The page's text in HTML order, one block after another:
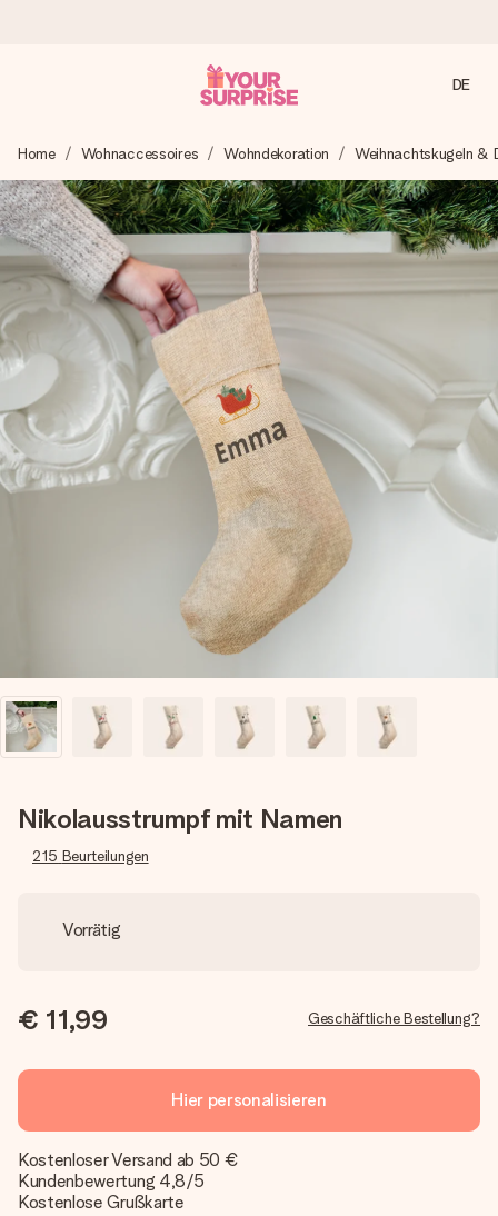
Wir bereiten dein Geschenk sorgfältig vor und schicken es
blitzschnell – damit du es genau zum richtigen Zeitpunkt
überreichen kannst, wenn es am meisten zählt.
4,8 (basierend auf +15.000 Bewertungen)
Unsere Geschenke begeistern. Kunden bewerten uns mit
4,8 bei Google Reviews (Gesamtergebnis aller Länder, in
die wir versenden).
Mit Liebe gemacht, im Handumdrehen
Erstelle etwas Einzigartiges in wenigen Schritten – mit
ihrem Namen, deinem Foto oder einer Nachricht von
Herzen. Kein Stress, nur pure Liebe für den perfekten
DE
Home Wohnaccessoires Wohndekoration Weihnachtskugeln &
Nikolausstrumpf mit Namen
215 Beurteilungen
Vorrätig
€ 11,99 Geschäftliche Bestellung?
Hier personalisieren
Kostenloser Versand ab 50 €
Kundenbewertung 4,8/5
Kostenlose Grußkarte